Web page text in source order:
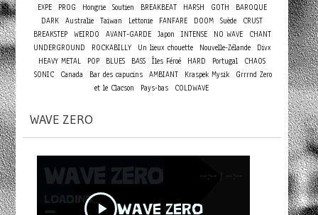
EXPE
PROG Hongrie Soutien BREAKBEAT HARSH GOTH
BAROQUE
DARK Australie Taiwan Lettonie FANFARE DOOM Suède
CRUST
BREAKSTEP
WEIRDO AVANT-GARDE Japon INTENSE NO WAVE
CHANT
UNDERGROUND
ROCKABILLY Un lieux chouette Nouvelle-Zélande
Divx
HEAVY METAL
POP BLUES BASS Îles Féroé HARD Portugal
CHAOS
SONIC
Canada Bar des capucins AMBIANT Kraspek Mysik
Grrrnd Zero
et le Clacson
Pays-bas COLDWAVE
WAVE ZERO